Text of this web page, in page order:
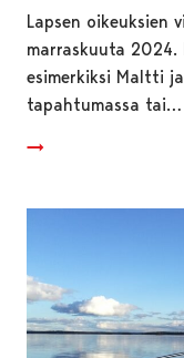
Lapsen oikeuksien
marraskuuta 2024.
esimerkiksi Maltti
tapahtumassa tai…